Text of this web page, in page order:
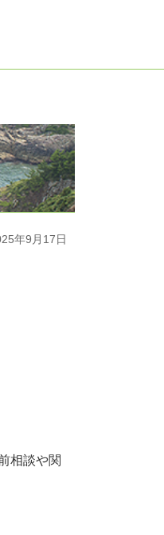
年9月17日
相談や関